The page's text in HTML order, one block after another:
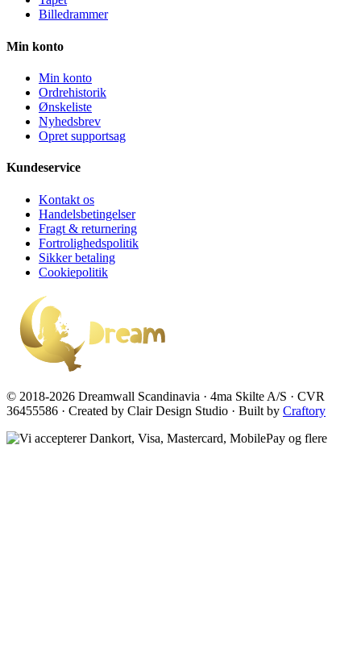
Billedrammer
Min konto
Min konto
Ordrehistorik
Ønskeliste
Nyhedsbrev
Opret supportsag
Kundeservice
Kontakt os
Handelsbetingelser
Fragt & returnering
Fortrolighedspolitik
Sikker betaling
Cookiepolitik
© 2018-2026 Dreamwall Scandinavia · 4ma Skilte A/S · CVR
36455586 · Created by Clair Design Studio · Built by Craftory